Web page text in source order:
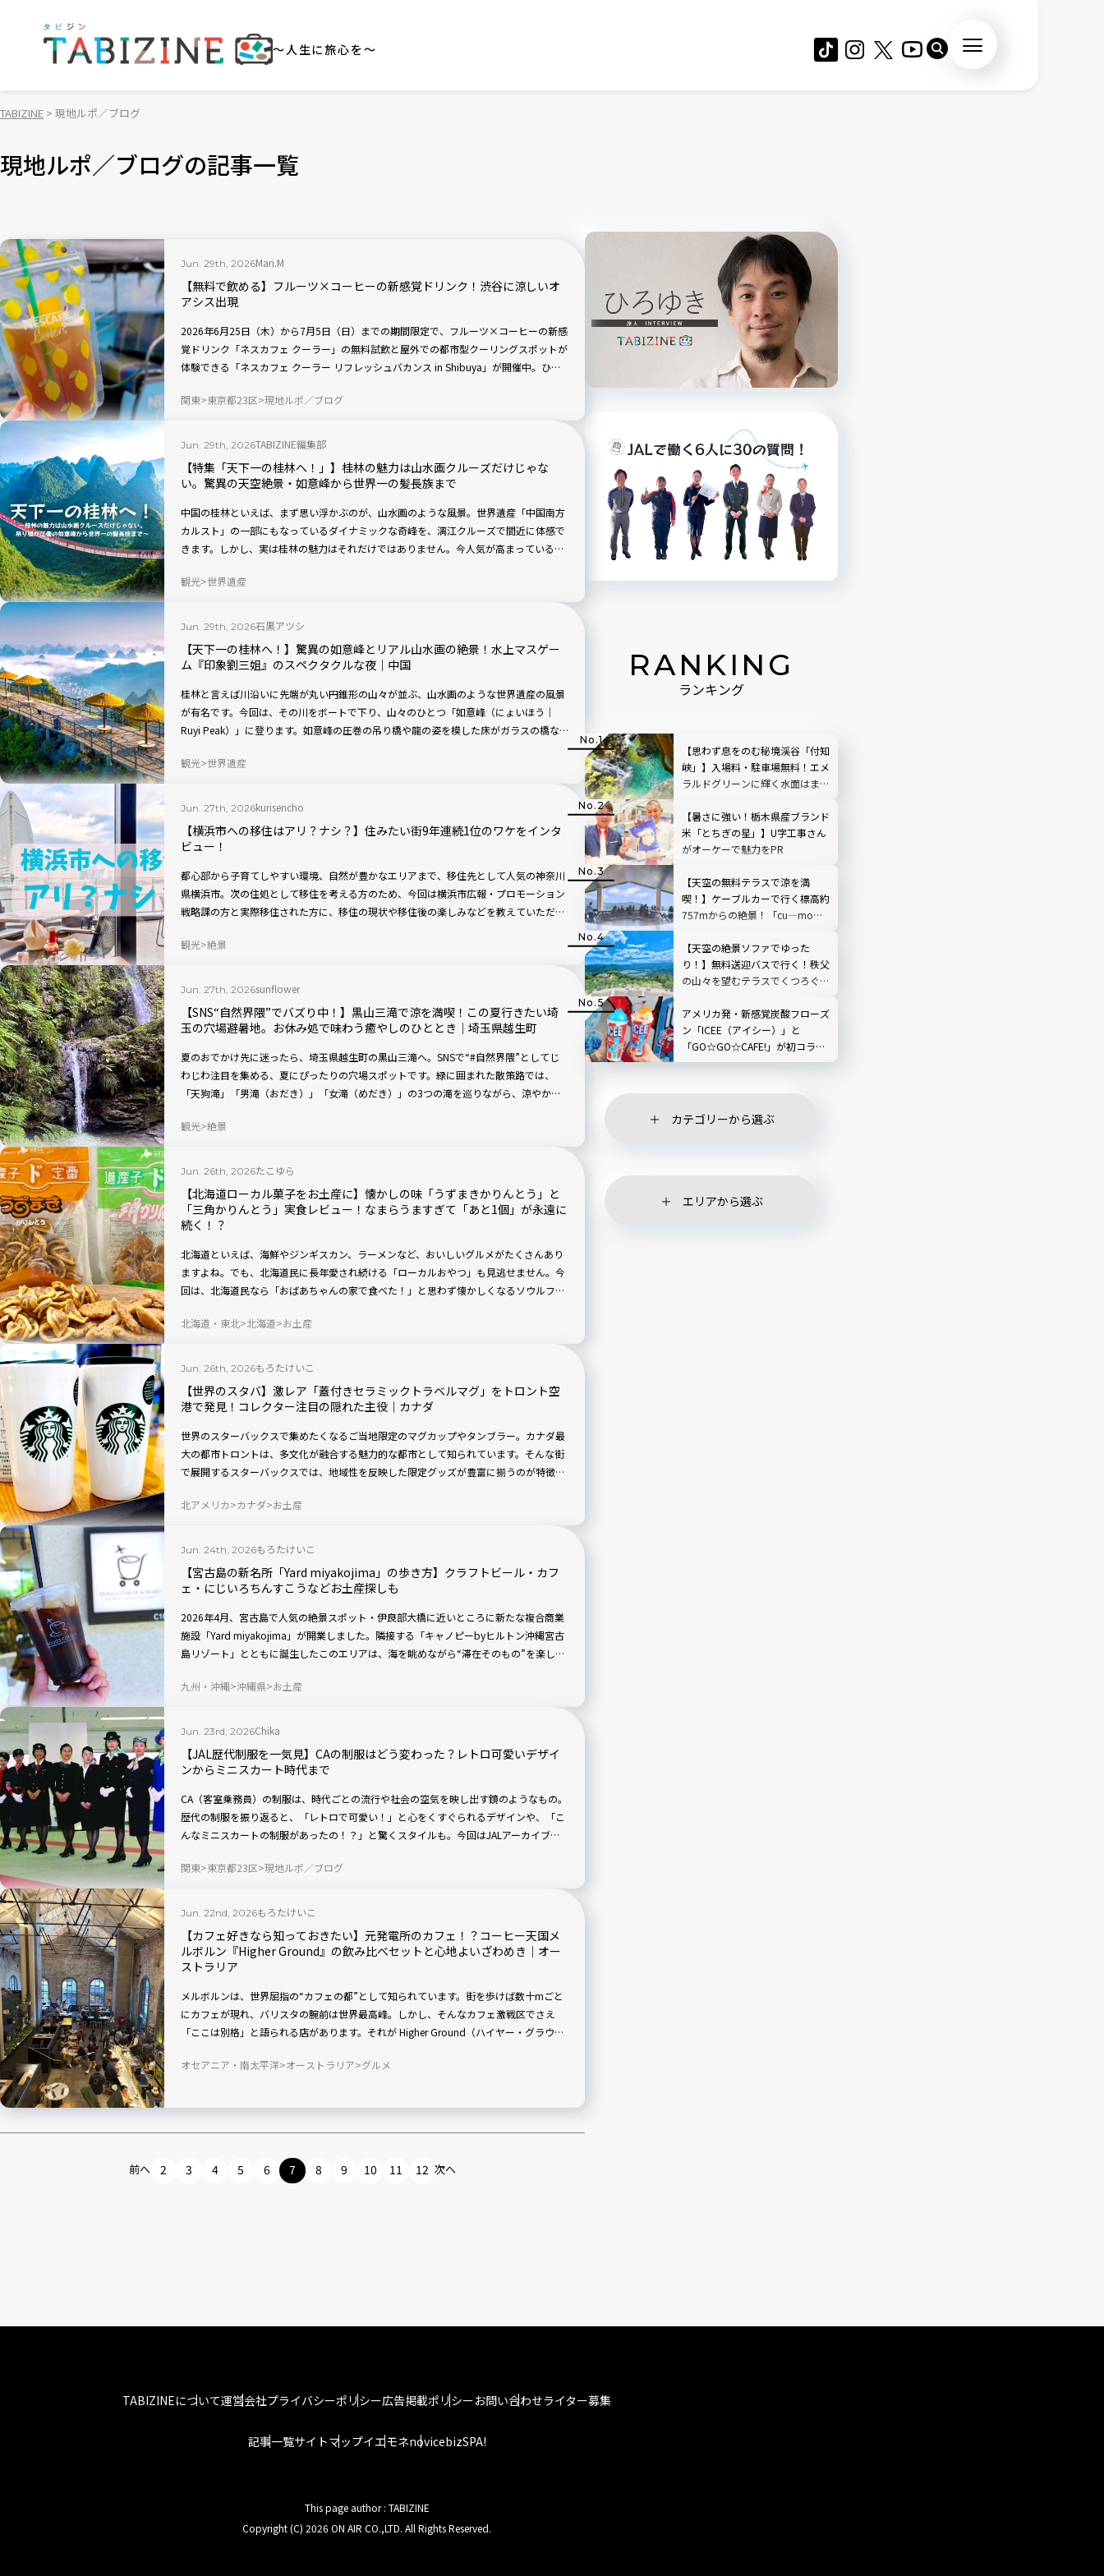
～人生に旅心を～
TABIZINE 現地ルポ／ブログ
現地ルポ／ブログの記事一覧
Jun. 29th, 2026Mari.M
【無料で飲める】フルーツ×コーヒーの新感覚ドリンク！渋谷に涼しいオ
アシス出現
2026年6月25日（木）から7月5日（日）までの期間限定で、フルーツ×コーヒーの新感
覚ドリンク「ネスカフェ クーラー」の無料試飲と屋外での都市型クーリングスポットが
体験できる「ネスカフェ クーラー リフレッシュバカンス in Shibuya」が開催中。ひと
飲むことができない特別メニューも紹介します。
関東 東京都23区 現地ルポ／ブログ
Jun. 29th, 2026TABIZINE編集部
【特集「天下一の桂林へ！」】桂林の魅力は山水画クルーズだけじゃな
い。驚異の天空絶景・如意峰から世界一の髪長族まで
中国の桂林といえば、まず思い浮かぶのが、山水画のような風景。世界遺産「中国南方
カルスト」の一部にもなっているダイナミックな奇峰を、漓江クルーズで間近に体感で
きます。しかし、実は桂林の魅力はそれだけではありません。今人気が高まっている圧
い注目株。世界一の長髪村・ヤオ族など、少数民族文化を訪ねる体験も心に残ります。
歩いてまわれる見応えある市内観光スポットも充実。既視感のない驚きが、あなたを待
っています。
観光 世界遺産
Jun. 29th, 2026石黒アツシ
【天下一の桂林へ！】驚異の如意峰とリアル山水画の絶景！水上マスゲー
ム『印象劉三姐』のスペクタクルな夜｜中国
桂林と言えば川沿いに先端が丸い円錐形の山々が並ぶ、山水画のような世界遺産の風景
が有名です。今回は、その川をボートで下り、山々のひとつ「如意峰（にょいほう｜
Ruyi Peak）」に登ります。如意峰の圧巻の吊り橋や龍の姿を模した床がガラスの橋な
の水上で650人のキャストが繰り広げるマスゲームのショー『印象劉三姐（いんしょ
う・りゅうさんじえ）』を堪能できます。いずれも、オンライン旅⾏会社Trip.comの旅
のベストランキング「Trip.Best 桂林のおすすめ観光スポット」上位にランクインするお
観光 世界遺産
Jun. 27th, 2026kurisencho
【横浜市への移住はアリ？ナシ？】住みたい街9年連続1位のワケをインタ
ビュー！
都心部から子育てしやすい環境、自然が豊かなエリアまで、移住先として人気の神奈川
県横浜市。次の住処として移住を考える方のため、今回は横浜市広報・プロモーション
戦略課の方と実際移住された方に、移住の現状や移住後の楽しみなどを教えていただき
観光 絶景
Jun. 27th, 2026sunflower
【SNS“自然界隈”でバズり中！】黒山三滝で涼を満喫！この夏行きたい埼
玉の穴場避暑地。お休み処で味わう癒やしのひととき｜埼玉県越生町
夏のおでかけ先に迷ったら、埼玉県越生町の黒山三滝へ。SNSで“#自然界隈”としてじ
わじわ注目を集める、夏にぴったりの穴場スポットです。緑に囲まれた散策路では、
「天狗滝」「男滝（おだき）」「女滝（めだき）」の3つの滝を巡りながら、涼やかな
る「お休み処（釣り堀）」や無料駐車場もあり、おでかけにも便利。今回は、黒山三滝
観光 絶景
Jun. 26th, 2026たこゆら
【北海道ローカル菓子をお土産に】懐かしの味「うずまきかりんとう」と
「三角かりんとう」実食レビュー！なまらうますぎて「あと1個」が永遠に
続く！？
北海道といえば、海鮮やジンギスカン、ラーメンなど、おいしいグルメがたくさんあり
ますよね。でも、北海道民に長年愛され続ける「ローカルおやつ」も見逃せません。今
回は、北海道民なら「おばあちゃんの家で食べた！」と思わず懐かしくなるソウルフー
北海道・東北 北海道 お土産
Jun. 26th, 2026もろたけいこ
【世界のスタバ】激レア「蓋付きセラミックトラベルマグ」をトロント空
港で発見！コレクター注目の隠れた主役｜カナダ
世界のスターバックスで集めたくなるご当地限定のマグカップやタンブラー。カナダ最
大の都市トロントは、多文化が融合する魅力的な都市として知られています。そんな街
で展開するスターバックスでは、地域性を反映した限定グッズが豊富に揃うのが特徴で
た商品は、旅行者にとって特別な存在。この記事では、現地でしか手に入らないスタバ
北アメリカ カナダ お土産
Jun. 24th, 2026もろたけいこ
【宮古島の新名所「Yard miyakojima」の歩き方】クラフトビール・カフ
ェ・にじいろちんすこうなどお土産探しも
2026年4月、宮古島で人気の絶景スポット・伊良部大橋に近いところに新たな複合商業
施設「Yard miyakojima」が開業しました。隣接する「キャノピーbyヒルトン沖縄宮古
島リゾート」とともに誕生したこのエリアは、海を眺めながら“滞在そのもの”を楽しめ
「MUEH Brewing」や人気カフェ「ダグズ・コーヒー」などが集まり、観光スポットと
してだけでなく、ローカルカルチャーを体感できる場所としても注目されています。今
回は実際に現地を訪れ、Yard miyakojimaを中心に広がる最新の宮古島滞在を体験しま
九州・沖縄 沖縄県 お土産
Jun. 23rd, 2026Chika
【JAL歴代制服を一気見】CAの制服はどう変わった？レトロ可愛いデザイ
ンからミニスカート時代まで
CA（客室乗務員）の制服は、時代ごとの流行や社会の空気を映し出す鏡のようなもの。
歴代の制服を振り返ると、「レトロで可愛い！」と心をくすぐられるデザインや、「こ
んなミニスカートの制服があったの！？」と驚くスタイルも。今回はJALアーカイブズ
す。
関東 東京都23区 現地ルポ／ブログ
Jun. 22nd, 2026もろたけいこ
【カフェ好きなら知っておきたい】元発電所のカフェ！？コーヒー天国メ
ルボルン『Higher Ground』の飲み比べセットと心地よいざわめき｜オー
ストラリア
メルボルンは、世界屈指の“カフェの都”として知られています。街を歩けば数十mごと
にカフェが現れ、バリスタの腕前は世界最高峰。しかし、そんなカフェ激戦区でさえ
「ここは別格」と語られる店があります。それが Higher Ground（ハイヤー・グラウン
な煉瓦建築をリノベーションしたカフェ。圧倒的な空間美、緻密に作り込まれた料理と
オセアニア・南太平洋 オーストラリア グルメ
前へ 2 3 4 5 6 7 8 9 10 11 12 次へ
RANKING
ランキング
【思わず息をのむ秘境渓谷「付知
峡」】入場料・駐車場無料！エメ
ラルドグリーンに輝く水面はまる
【暑さに強い！栃木県産ブランド
米「とちぎの星」】U字工事さん
がオーケーで魅力をPR
【天空の無料テラスで涼を満
喫！】ケーブルカーで行く標高約
757mからの絶景！「cu―mo箱
【天空の絶景ソファでゆった
り！】無料送迎バスで行く！秩父
の山々を望むテラスでくつろぐ
レビュー｜埼玉県
アメリカ発・新感覚炭酸フローズ
ン「ICEE（アイシー）」と
「GO☆GO☆CAFE!」が初コラ
ボ！原宿でグミてんこもりのドリ
カテゴリーから選ぶ
エリアから選ぶ
TABIZINEについて運営会社プライバシーポリシー広告掲載ポリシーお問い合わせライター募集
記事一覧サイトマップイエモネnovicebizSPA!
This page author : TABIZINE
Copyright (C) 2026 ON AIR CO.,LTD. All Rights Reserved.